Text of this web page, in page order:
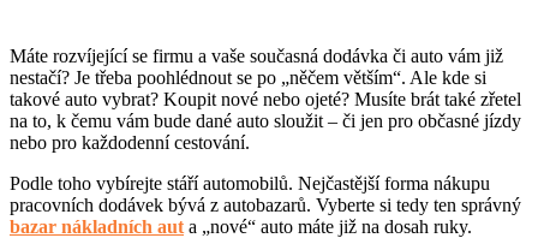
Máte rozvíjející se firmu a vaše současná dodávka či auto vám již
nestačí? Je třeba poohlédnout se po „něčem větším“. Ale kde si
takové auto vybrat? Koupit nové nebo ojeté? Musíte brát také zřetel
na to, k čemu vám bude dané auto sloužit – či jen pro občasné jízdy
nebo pro každodenní cestování.
Podle toho vybírejte stáří automobilů. Nejčastější forma nákupu
pracovních dodávek bývá z autobazarů. Vyberte si tedy ten správný
bazar nákladních aut a „nové“ auto máte již na dosah ruky.